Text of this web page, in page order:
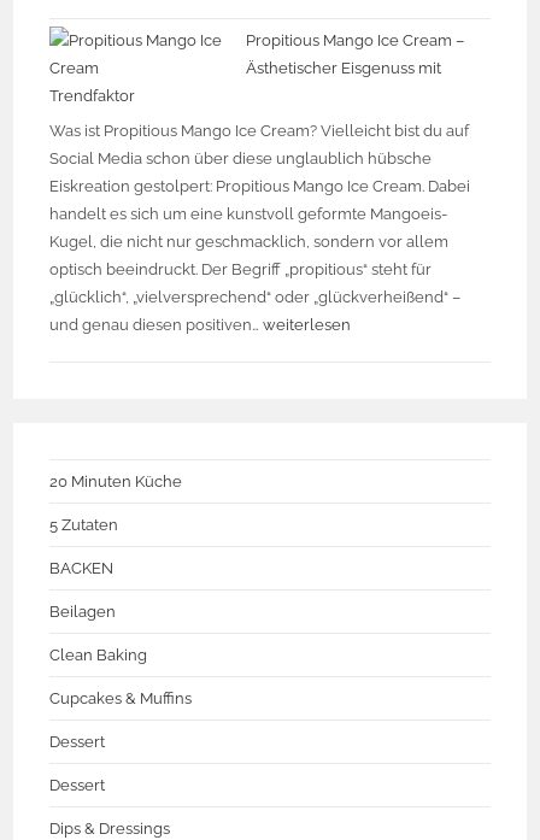
Propitious Mango Ice Cream –
Ästhetischer Eisgenuss mit
Trendfaktor
Was ist Propitious Mango Ice Cream? Vielleicht bist du auf
Social Media schon über diese unglaublich hübsche
Eiskreation gestolpert: Propitious Mango Ice Cream. Dabei
handelt es sich um eine kunstvoll geformte Mangoeis-
Kugel, die nicht nur geschmacklich, sondern vor allem
optisch beeindruckt. Der Begriff „propitious“ steht für
„glücklich“, „vielversprechend“ oder „glückverheißend“ –
und genau diesen positiven…weiterlesen
20 Minuten Küche
5 Zutaten
BACKEN
Beilagen
Clean Baking
Cupcakes & Muffins
Dessert
Dessert
Dips & Dressings